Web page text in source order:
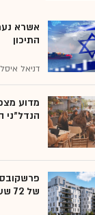
אשרא
התיכון
דניאל
מדוע
של 72 שעות